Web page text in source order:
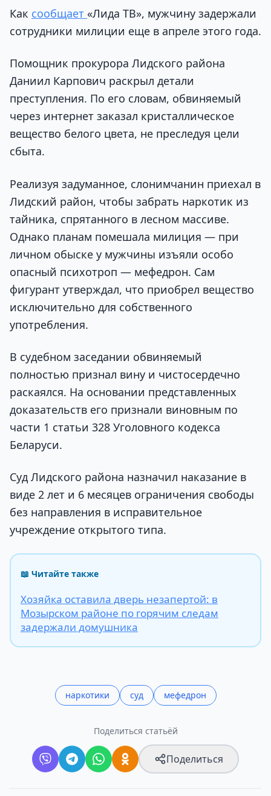
Как сообщает «Лида ТВ», мужчину задержали
сотрудники милиции еще в апреле этого года.
Помощник прокурора Лидского района
Даниил Карпович раскрыл детали
преступления. По его словам, обвиняемый
через интернет заказал кристаллическое
вещество белого цвета, не преследуя цели
сбыта.
Реализуя задуманное, слонимчанин приехал в
Лидский район, чтобы забрать наркотик из
тайника, спрятанного в лесном массиве.
Однако планам помешала милиция — при
личном обыске у мужчины изъяли особо
опасный психотроп — мефедрон. Сам
фигурант утверждал, что приобрел вещество
исключительно для собственного
употребления.
В судебном заседании обвиняемый
полностью признал вину и чистосердечно
раскаялся. На основании представленных
доказательств его признали виновным по
части 1 статьи 328 Уголовного кодекса
Беларуси.
Суд Лидского района назначил наказание в
виде 2 лет и 6 месяцев ограничения свободы
без направления в исправительное
учреждение открытого типа.
📖 Читайте также
Хозяйка оставила дверь незапертой: в
Мозырском районе по горячим следам
задержали домушника
наркотики суд мефедрон
Поделиться статьёй
Поделиться